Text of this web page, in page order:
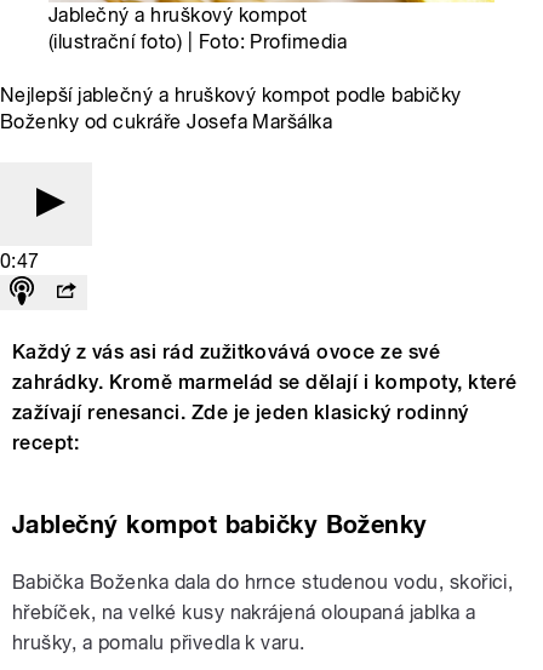
Jablečný a hruškový kompot
(ilustrační foto) | Foto: Profimedia
Nejlepší jablečný a hruškový kompot podle babičky
Boženky od cukráře Josefa Maršálka
0:47
Každý z vás asi rád zužitkovává ovoce ze své
zahrádky. Kromě marmelád se dělají i kompoty, které
zažívají renesanci. Zde je jeden klasický rodinný
recept:
Jablečný kompot babičky Boženky
Babička Boženka dala do hrnce studenou vodu, skořici,
hřebíček, na velké kusy nakrájená oloupaná jablka a
hrušky, a pomalu přivedla k varu.